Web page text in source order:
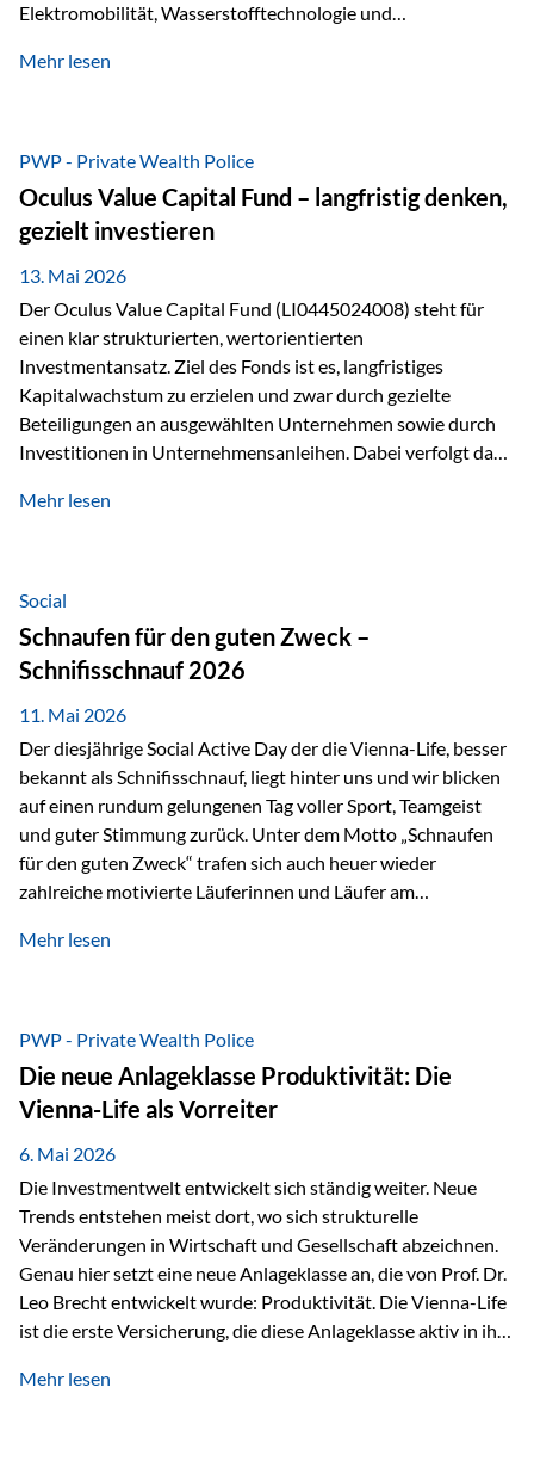
Elektromobilität, Wasserstofftechnologie und
Faktoren für Investoren – begrenztes Angebot und
klassischer „Sicherheitsanker“ gilt, bieten Silber, Platin und
Palladium zusätzlich die Chance, von technologischen
Entwicklungen zu profitieren. Die Nachfrage entsteht nicht
nur durch Anleger, sondern vor allem durch die Industrie.
Gerade in…
Mehr lesen
PWP - Private Wealth Police
Oculus Value Capital Fund – langfristig denken,
gezielt investieren
13. Mai 2026
Der Oculus Value Capital Fund (LI0445024008) steht für
einen klar strukturierten, wertorientierten
Investmentansatz. Ziel des Fonds ist es, langfristiges
Kapitalwachstum zu erzielen und zwar durch gezielte
Beteiligungen an ausgewählten Unternehmen sowie durch
Investitionen in Unternehmensanleihen. Dabei verfolgt das
Marktbewegungen stehen im Fokus, sondern die
innerhalb der Private Wealth Police der Vienna-Life steht
der Oculus Value Capital Fund für einen langfristig
orientierten Value-Investing-Ansatz mit Fokus auf
fundamentale Unternehmensanalyse und nachhaltige
Wertentwicklung. Der Investmentansatz: Value Investing
mit Weitblick Im Zentrum steht ein…
Mehr lesen
Social
Schnaufen für den guten Zweck –
Schnifisschnauf 2026
11. Mai 2026
Der diesjährige Social Active Day der die Vienna-Life, besser
bekannt als Schnifisschnauf, liegt hinter uns und wir blicken
auf einen rundum gelungenen Tag voller Sport, Teamgeist
und guter Stimmung zurück. Unter dem Motto „Schnaufen
für den guten Zweck“ trafen sich auch heuer wieder
zahlreiche motivierte Läuferinnen und Läufer am
Höchstleistungen für einen guten Zweck zu erbringen. Mit
Mäder gesammelt werden konnten. Die anspruchsvolle
Strecke mit rund 4,8 Kilometern und 680 Höhenmetern
stellte die Teilnehmerinnen und Teilnehmer vor eine
sportliche Herausforderung. Doch…
Mehr lesen
PWP - Private Wealth Police
Die neue Anlageklasse Produktivität: Die
Vienna-Life als Vorreiter
6. Mai 2026
Die Investmentwelt entwickelt sich ständig weiter. Neue
Trends entstehen meist dort, wo sich strukturelle
Veränderungen in Wirtschaft und Gesellschaft abzeichnen.
Genau hier setzt eine neue Anlageklasse an, die von Prof. Dr.
Leo Brecht entwickelt wurde: Produktivität. Die Vienna-Life
ist die erste Versicherung, die diese Anlageklasse aktiv in ihre
Vorreiter. Warum auf das Thema Produktivität setzen? Die
Mehr lesen